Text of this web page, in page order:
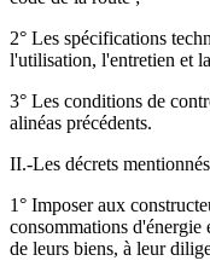
2° Les spécifications
l'utilisation, l'entretien et
3° Les conditions de
alinéas précédents.
II.-Les décrets
1° Imposer aux
consommations d'énergie
de leurs biens, à leur